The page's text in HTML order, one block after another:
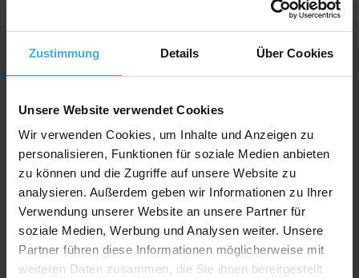
Zustimmung Details Über Cookies
Unsere Website verwendet Cookies
Wir verwenden Cookies, um Inhalte und Anzeigen zu
personalisieren, Funktionen für soziale Medien anbieten
zu können und die Zugriffe auf unsere Website zu
analysieren. Außerdem geben wir Informationen zu Ihrer
Verwendung unserer Website an unsere Partner für
soziale Medien, Werbung und Analysen weiter. Unsere
Partner führen diese Informationen möglicherweise mit
weiteren Daten zusammen, die Sie ihnen bereitgestellt
Durch den etwas kleineren Ausschnitt kann das Bild /
Foto hinter dem Passepartout befestigt werden und
fällt nicht duch.
Qualitativ hochwertiger Passepartoutkarton für
Verhältnis
AlphaUVplus- WhiteAlpha
Die Serie „WhiteAlpha “ steht für einen hoch weißen
Basiskarton aus 100% Alphazellulose.
Über 200 Oberflächenfarben stehen zur Auswahl und
erhalten durch den weißen Schrägschnitt eine klare
abgrenzende Optik.